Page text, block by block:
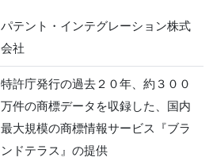
パテント・インテグレーション株式
会社
特許庁発行の過去２０年、約３００
万件の商標データを収録した、国内
最大規模の商標情報サービス『ブラ
ンドテラス』の提供